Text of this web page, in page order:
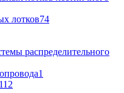
лотков74
распределительного
1
112